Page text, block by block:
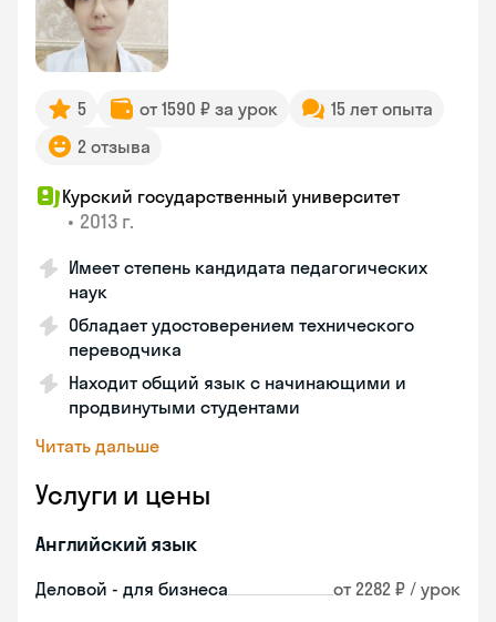
5 от 1590 ₽ за урок
15 лет опыта
2 отзыва
Курский государственный университет
• 2013 г.
Имеет степень кандидата педагогических
наук
Обладает удостоверением технического
переводчика
Находит общий язык с начинающими и
продвинутыми студентами
Читать дальше
Услуги и цены
Английский язык
Деловой - для бизнеса от 2282 ₽ / урок